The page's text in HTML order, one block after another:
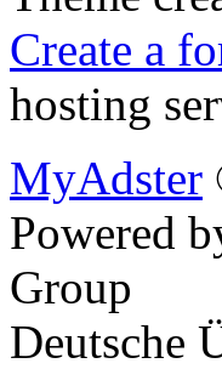
Create a
hosting
MyAdster
Powered
Group
Deutsche